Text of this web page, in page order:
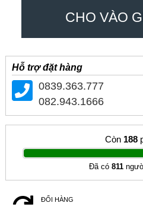
CHO VÀO
Hỗ trợ đặt hàng
0839.363.777
082.943.1666
Còn 188
|
Đã có 811
ĐỔI HÀNG